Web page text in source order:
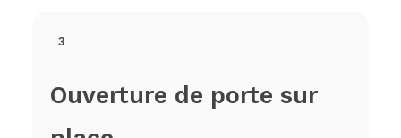
3
Ouverture de porte sur